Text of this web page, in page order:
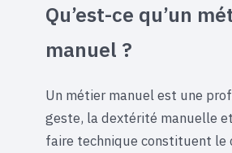
Qu’est-ce qu’un
manuel ?
Un métier manuel est une
geste, la dextérité manuelle
faire technique constituent